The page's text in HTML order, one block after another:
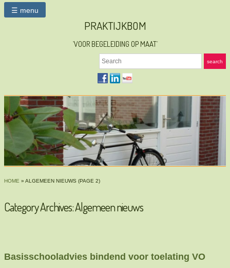
☰ menu
PRAKTIJKBOM
`VOOR BEGELEIDING OP MAAT´
Search search
HOME » ALGEMEEN NIEUWS (PAGE 2)
Category Archives:Algemeen nieuws
Basisschooladvies bindend voor toelating VO